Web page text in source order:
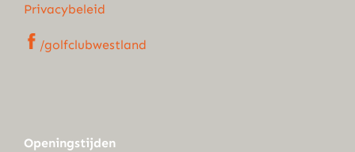
Privacybeleid
/golfclubwestland
Openingstijden